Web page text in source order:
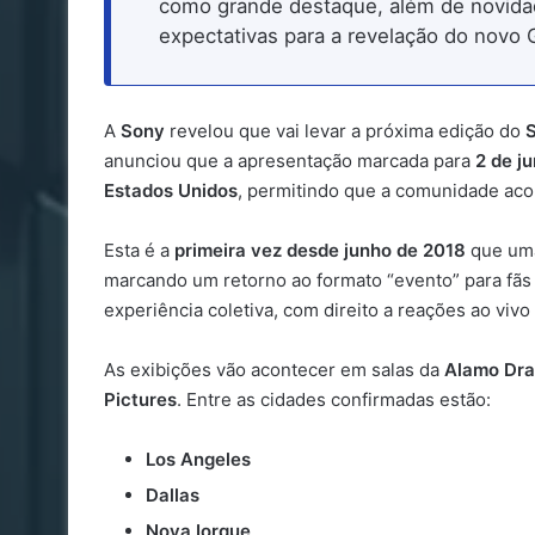
como grande destaque, além de
expectativas para a revelação do novo
A Sony revelou que vai levar a próxima edição do
anunciou que a apresentação marcada para 2 de
Estados Unidos, permitindo que a comunidade
Esta é a primeira vez desde junho de 2018 que
marcando um retorno ao formato “evento” para
experiência coletiva, com direito a reações ao
As exibições vão acontecer em salas da Alamo
Pictures. Entre as cidades confirmadas estão:
Los Angeles
Dallas